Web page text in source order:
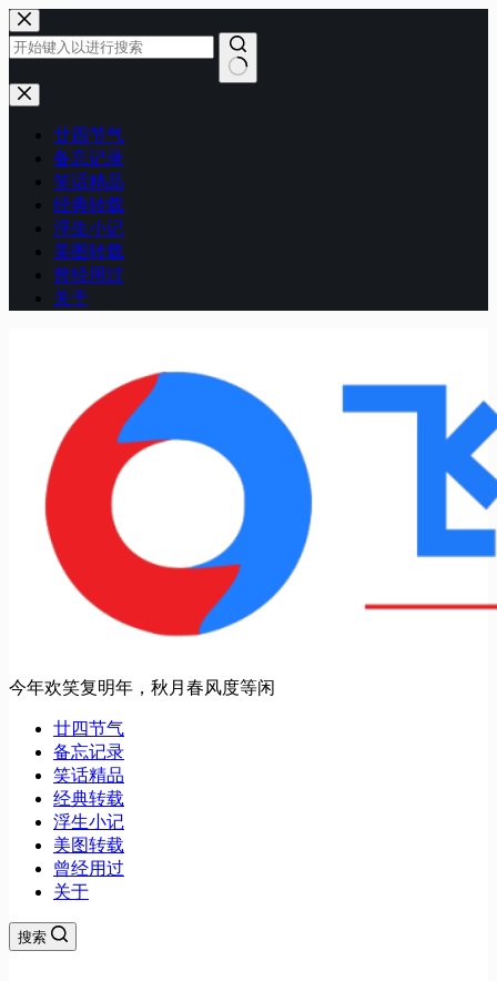
跳
至
内
容
无
廿四节气
备忘记录
笑话精品
经典转载
浮生小记
美图转载
曾经用过
关于
今年欢笑复明年，秋月春风度等闲
廿四节气
备忘记录
笑话精品
经典转载
浮生小记
美图转载
曾经用过
关于
搜索